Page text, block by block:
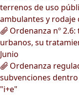
terrenos de uso
ambulantes y
Ordenanza nº
urbanos, su
Junio
Ordenanza
subvenciones
"i+e"